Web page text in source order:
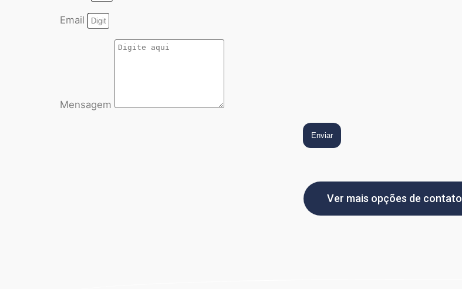
Email
Mensagem
Enviar
Ver mais opções de contato